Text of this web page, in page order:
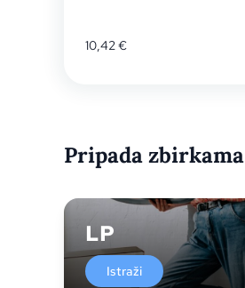
10,42€
Pripada zbirkama
LP
Istraži